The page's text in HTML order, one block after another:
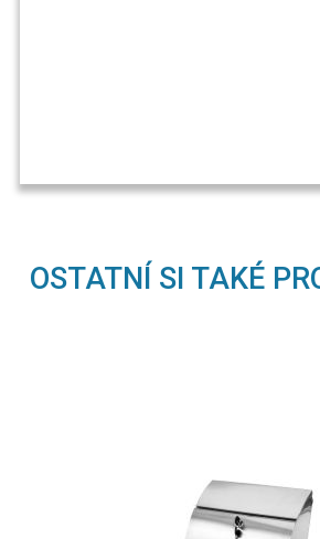
OSTATNÍ SI TAKÉ